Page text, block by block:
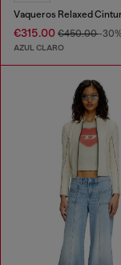
€315.00 €450.00-
AZUL CLARO